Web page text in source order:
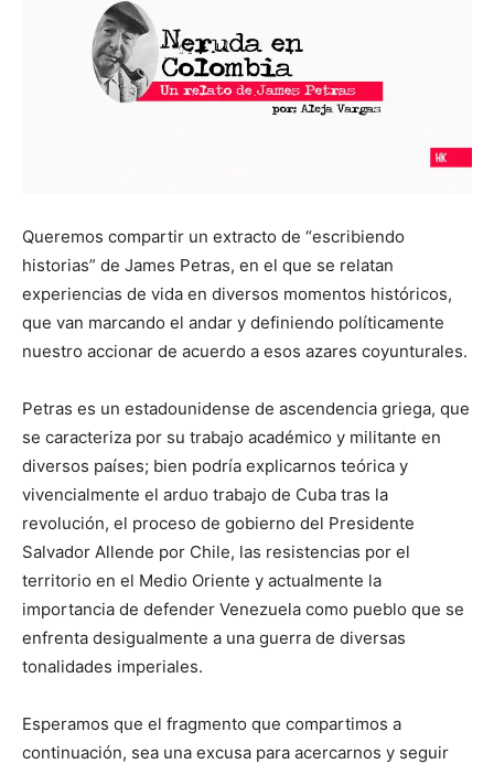
Queremos compartir un extracto de “escribiendo
historias” de James Petras, en el que se relatan
experiencias de vida en diversos momentos históricos,
que van marcando el andar y definiendo políticamente
nuestro accionar de acuerdo a esos azares coyunturales.
Petras es un estadounidense de ascendencia griega, que
se caracteriza por su trabajo académico y militante en
diversos países; bien podría explicarnos teórica y
vivencialmente el arduo trabajo de Cuba tras la
revolución, el proceso de gobierno del Presidente
Salvador Allende por Chile, las resistencias por el
territorio en el Medio Oriente y actualmente la
importancia de defender Venezuela como pueblo que se
enfrenta desigualmente a una guerra de diversas
tonalidades imperiales.
Esperamos que el fragmento que compartimos a
continuación, sea una excusa para acercarnos y seguir